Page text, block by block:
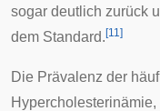
sogar deutlich zurück
dem Standard. [11]
Die Prävalenz der